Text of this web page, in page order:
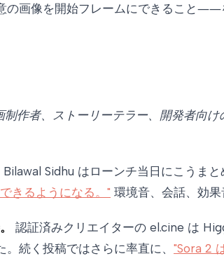
の画像を開始フレームにできること――
制作者、ストーリーテラー、開発者向
Bilawal Sidhu はローンチ当日にこうまと
きるようになる。" 環境音、会話、効果
認証済みクリエイターの el.cine は
。続く投稿ではさらに率直に、 "Sora 2